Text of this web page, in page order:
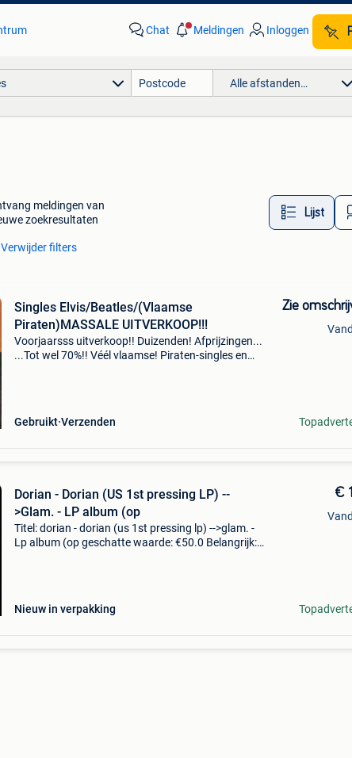
Chat Meldingen Inloggen
Alle afstanden…
meldingen van
zoekresultaten
Lijst
Verwijder filters
Singles Elvis/Beatles/(Vlaamse
Piraten)MASSALE UITVERKOOP!!!
Voorjaarsss uitverkoop!! Duizenden! Afprijzingen...
...Tot wel 70%!! Véél vlaamse! Piraten-singles en
Gebruikt Verzenden
Zie
Dorian - Dorian (US 1st pressing LP) --
>Glam. - LP album (op
Titel: dorian - dorian (us 1st pressing lp) -->glam. -
Lp album (op geschatte waarde: €50.0 Belangrijk:
Nieuw in verpakking
€